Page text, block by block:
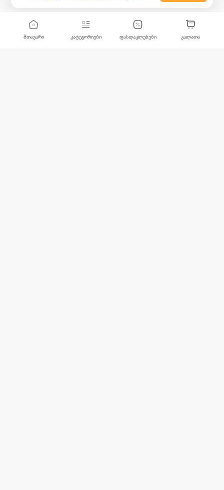
მთავარი კატეგორიები ფასდაკლებები კალათა